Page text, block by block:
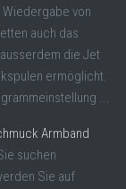
von
auch das
die Jet
ermöglicht.
...
Armband
suchen
Sie auf